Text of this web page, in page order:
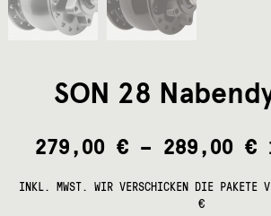
SON 28
279,00 € – 289,00 €
INKL. MWST. WIR VERSCHICKEN DIE PAKETE
€